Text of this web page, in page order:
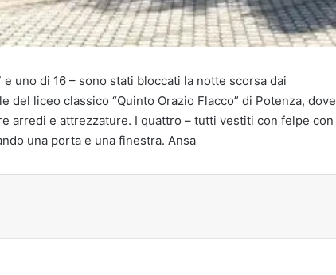
uno di 16 – sono stati bloccati la notte scorsa dai
del liceo classico “Quinto Orazio Flacco” di Potenza, dove
arredi e attrezzature. I quattro – tutti vestiti con felpe con
una porta e una finestra. Ansa